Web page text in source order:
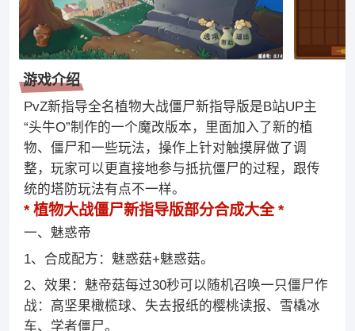
游戏介绍
PvZ新指导全名植物大战僵尸新指导版是B站UP主
“头牛O”制作的一个魔改版本，里面加入了新的植
物、僵尸和一些玩法，操作上针对触摸屏做了调
整，玩家可以更直接地参与抵抗僵尸的过程，跟传
统的塔防玩法有点不一样。
植物大战僵尸新指导版部分合成大全
一、魅惑帝
1、合成配方：魅惑菇+魅惑菇。
2、效果：魅帝菇每过30秒可以随机召唤一只僵尸作
战：高坚果橄榄球、失去报纸的樱桃读报、雪橇冰
车、学者僵尸。